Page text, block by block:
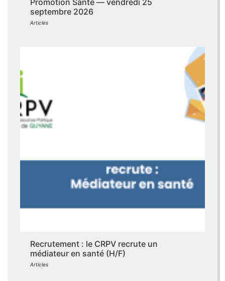
septembre 2026
Articles
Recrutement : le CRPV recrute un
médiateur en santé (H/F)
Articles